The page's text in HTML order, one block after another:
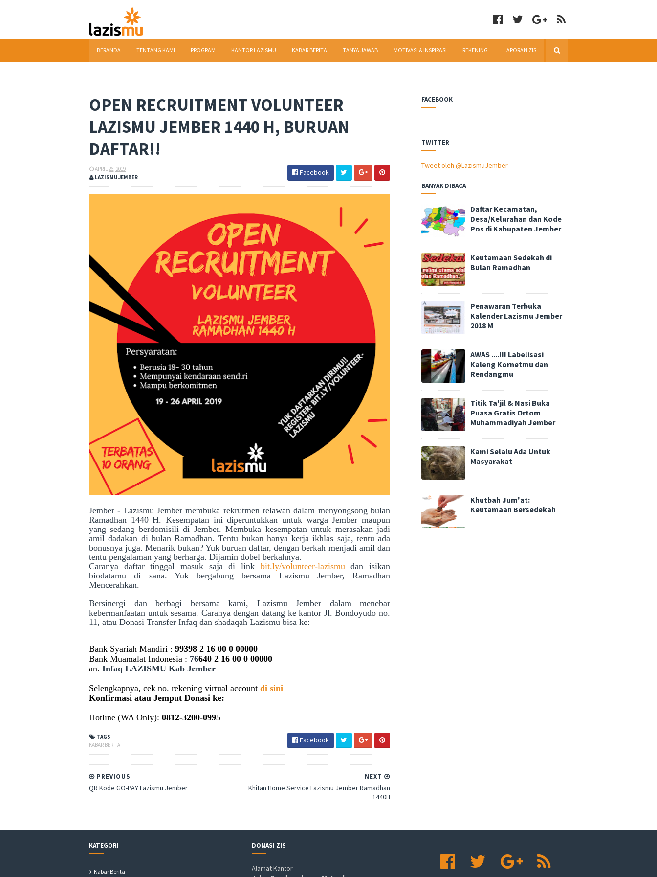
BERANDA TENTANG KAMI PROGRAM KANTOR LAZISMU KABAR BERITA TANYA JAWAB MOTIVASI & INSPIRASI REKENING LAPORAN ZIS
OPEN RECRUITMENT VOLUNTEER
LAZISMU JEMBER 1440 H, BURUAN
DAFTAR!!
APRIL 26, 2019
LAZISMU JEMBER
Facebook
Jember - Lazismu Jember membuka rekrutmen relawan dalam menyongsong bulan
Ramadhan 1440 H. Kesempatan ini diperuntukkan untuk warga Jember maupun
yang sedang berdomisili di Jember. Membuka kesempatan untuk merasakan jadi
amil dadakan di bulan Ramadhan. Tentu bukan hanya kerja ikhlas saja, tentu ada
bonusnya juga. Menarik bukan? Yuk buruan daftar, dengan berkah menjadi amil dan
tentu pengalaman yang berharga. Dijamin dobel berkahnya.
Caranya daftar tinggal masuk saja di link bit.ly/volunteer-lazismudan isikan
biodatamu di sana. Yuk bergabung bersama Lazismu Jember, Ramadhan
Mencerahkan.
Bersinergi dan berbagi bersama kami, Lazismu Jember dalam menebar
kebermanfaatan untuk sesama. Caranya dengan datang ke kantor Jl. Bondoyudo no.
11, atau Donasi Transfer Infaq dan shadaqah Lazismu bisa ke:
Bank Syariah Mandiri : 99398 2 16 00 0 00000
Bank Muamalat Indonesia : 76640 2 16 00 0 00000
an. Infaq LAZISMU Kab Jember
Selengkapnya, cek no. rekening virtual account di sini
Konfirmasi atau Jemput Donasi ke:
Hotline (WA Only): 0812-3200-0995
TAGS
KABAR BERITA
Facebook
NEXT
Khitan Home Service Lazismu Jember Ramadhan
1440H
PREVIOUS
QR Kode GO-PAY Lazismu Jember
FACEBOOK
TWITTER
Tweet oleh @LazismuJember
BANYAK DIBACA
Daftar Kecamatan,
Desa/Kelurahan dan Kode
Pos di Kabupaten Jember
Keutamaan Sedekah di
Bulan Ramadhan
Penawaran Terbuka
Kalender Lazismu Jember
2018 M
AWAS ....!!! Labelisasi
Kaleng Kornetmu dan
Rendangmu
Titik Ta'jil & Nasi Buka
Puasa Gratis Ortom
Muhammadiyah Jember
Kami Selalu Ada Untuk
Masyarakat
Khutbah Jum'at:
Keutamaan Bersedekah
KATEGORI
Kabar Berita
DONASI ZIS
Alamat Kantor